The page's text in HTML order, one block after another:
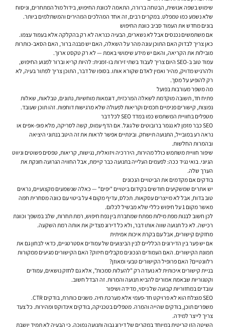
שימוש בשפה אנושית, הבטחה ברורה, התאמה לכוונת החיפוש, בידול מול המתחרים, וניסוח
שלא נשמע כמו טמפלט. במקרים רבים, זה אחד המהלכים המהירים והמשתלמים ביותר.
בונים מחדש את העמוד סביב כוונת החיפוש
אם משתמשים נכנסים אבל לא נשארים, הבעיה כנראה לא רק בהקלקה אלא בעמוד עצמו.
כאן צריך לבדוק האם התוכן עונה מהר על השאלה, האם יש מבנה ברור, האם הסאב-כותרות
מובילות את הקריאה, והאם יש מידע שימושי באמת — לא רק טקסט ארוך.
עמוד טוב ב-SEO היום צריך לעבוד בשתי זירות בו-זמנית: להיות קריא וברור למנוע החיפוש,
ולהרגיש מדויק, מהיר ואמין לאדם שקורא אותו. בסופו של דבר, התוכן צריך לפתור בעיה, לא
רק להופיע על מסך.
מה משפר מעורבות בפועל
פתיח חד, תשובה מוקדמת לשאלה המרכזית, דוגמאות מוחשיות, נתונים, טבלאות, שאלות
נפוצות, קישורים פנימיים חכמים וקריאות לפעולה שלא מרגישות דוחפות. זהו תוכן שעובד.
מטפלים בחוויית המשתמש כמו במדד SEO לכל דבר
SEO כבר מזמן לא נגמר ברובוטים של גוגל. אם הדף עמוס, קשה לסריקה, מלא פופ-אפים או
נראה רע במובייל, התנועה תישחק. ובינתיים אפשר לראות את זה היטב בנתוני היציאה
ובהמרות החלשות.
שיפור חוויית משתמש כולל מהירות, היררכיה ויזואלית, נגישות, קריאות, טפסים פשוטים וניווט
הגיוני. בואי נגיד ככה: לפעמים העלייה בתנועה כבר קיימת, אבל החוויה הגרועה חונקת את
הערך שלה.
בודקים אם מקדמים את הביטויים הנכונים
יש אתרים שמשקיעים חודשים בקידום ביטויים "יפים" — כאלה שנשמעים מקצועיים, נראים
טוב בדוח, אבל לא מייצרים עסקאות. תכלס, עדיף מקום 4 על ביטוי עם כוונה מסחרית חמה
מאשר מקום 1 על חיפוש כללי שלא מבשיל לכלום.
לכן חשוב לבנות מפת מילות מפתח שמחברת בין נפח חיפוש, רמת תחרות, שלב במשפך וכוונת
רכישה. לא כל תנועה שווה אותו דבר, ולא כל דירוג מצדיק את אותה רמת השקעה.
מחזקים קישורים, אבל עם בקרת איכות אמיתית
אם יש פער בין הדירוגים הכלליים לבין הביצועים של עמודים אסטרטגיים, כדאי לבחון גם את
תמונת הקישורים. האם העמודים הנכונים מקבלים חיזוק? האם הקישורים מגיעים ממקורות
רלוונטיים? האם פרופיל הקישורים טבעי ומאוזן?
בניית קישורים איכותית לא נועדה רק "להעלות סמכות", אלא גם לחזק נושאים, עמודים
וקטגוריות שבאמת אמורים להביא תנועה והמרות. זה הבדל חשוב.
עובדים במחזוריות קבועה של ניסוי, מדידה ושיפור
SEO מוצלח הוא לא פרויקט חד-פעמי אלא מערכת חיה. משנים כותרת, בודקים CTR.
משפרים תוכן, בודקים שהייה והמרה. מטפלים בטכניקה, בודקים אינדוקס ומהירות. כל צעד
צריך לייצר למידה.
השיטה הזו קריטית במיוחד במקרים של דירוג גבוה ותנועה נמוכה, כי הבעיה לא תמיד יושבת